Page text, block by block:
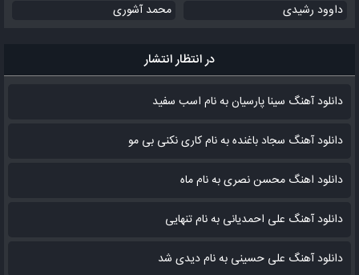
داوود رشیدی محمد آشوری
در انتظار انتشار
دانلود آهنگ سینا پارسیان به نام اسب سفید
دانلود آهنگ سجاد باغنده به نام کاری نکنی بی مو
دانلود اهنگ محسن نصری به نام‌ ماه
دانلود آهنگ علی احمدیانی به نام تنهایی
دانلود آهنگ علی حسینی به نام دیدی شد